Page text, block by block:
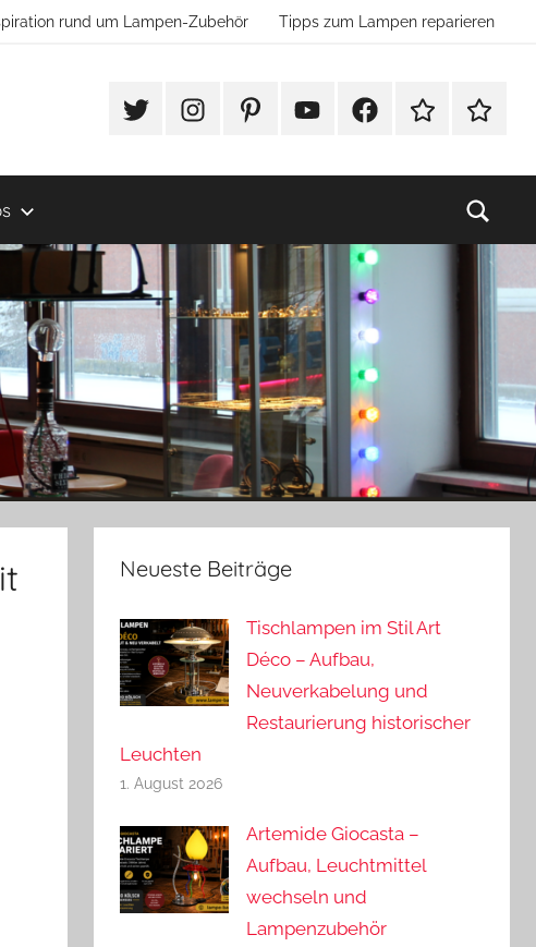
rund um Lampen-Zubehör Tipps zum Lampen reparieren
#TwitterInstagramPinterestYouTubeFacebook
TikTok
Neueste Beiträge
Tischlampen im Stil Art
Déco – Aufbau,
Neuverkabelung und
Restaurierung historischer
Leuchten
1. August 2026
Artemide Giocasta –
Aufbau, Leuchtmittel
wechseln und
Lampenzubehör